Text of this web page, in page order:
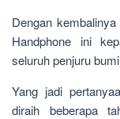
Dengan
Handphone ini
seluruh penjuru
Yang jadi
diraih beberapa